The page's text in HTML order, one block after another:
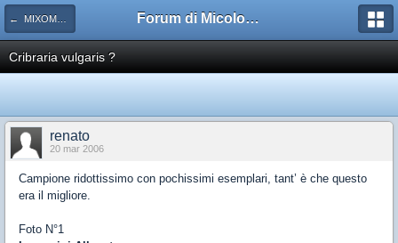
← MIXOMYCETES: CERATIOMYCETES, ACRASIOMYCETES Forum di Micologia AMB Gruppo di Muggia e del Carso
Cribraria vulgaris ?
renato
20 mar 2006
Campione ridottissimo con pochissimi esemplari, tant’ è che questo
era il migliore.
Foto N°1